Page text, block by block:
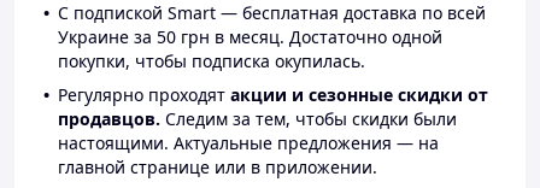
С подпиской Smart — бесплатная доставка по всей
Украине за 50 грн в месяц. Достаточно одной
покупки, чтобы подписка окупилась.
Регулярно проходят акции и сезонные скидки от
продавцов. Следим за тем, чтобы скидки были
настоящими. Актуальные предложения — на
главной странице или в приложении.